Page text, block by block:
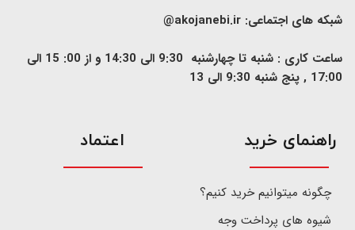
شبکه های اجتماعی: akojanebi.ir@
ساعت کاری : شنبه تا چهارشنبه 9:30 الی 14:30 و از 00: 15 الی
17:00 , پنج شنبه 9:30 الی 13
​راهنمای خرید
چگونه میتوانیم خرید کنیم؟
شیوه های پرداخت وجه
اعتماد